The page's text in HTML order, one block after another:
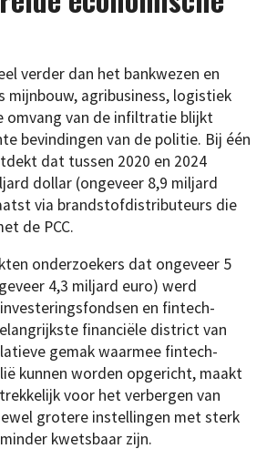
verder dan het bankwezen en
mijnbouw, agribusiness, logistiek
omvang van de infiltratie blijkt
bevindingen van de politie. Bij één
dat tussen 2020 en 2024
dollar (ongeveer 8,9 miljard
via brandstofdistributeurs die
de PCC.
onderzoekers dat ongeveer 5
4,3 miljard euro) werd
en fintech-
financiële district van
gemak waarmee fintech-
kunnen worden opgericht, maakt
voor het verbergen van
grotere instellingen met sterk
kwetsbaar zijn.